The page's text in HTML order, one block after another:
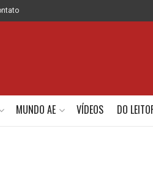
MUNDO AE VÍDEOS DO